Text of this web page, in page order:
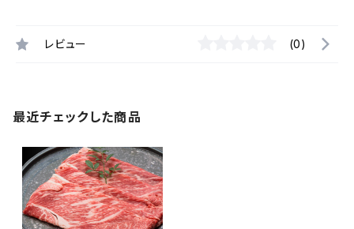
レビュー (0)
最近チェックした商品